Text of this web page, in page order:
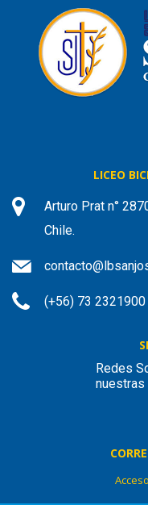
LICEO
Arturo Prat n°
Chile.
(+56) 73
Redes
nuestras